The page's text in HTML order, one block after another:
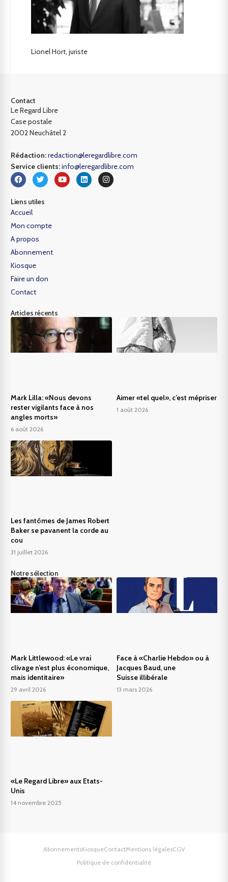
Lionel Hort, juriste
Contact
Le Regard Libre
Case postale
2002 Neuchâtel 2
Rédaction:redaction@leregardlibre.com
Service clients:info@leregardlibre.com
Liens utiles
Accueil
Mon compte
A propos
Abonnement
Kiosque
Faire un don
Contact
Articles récents
Mark Lilla: «Nous devons
rester vigilants face à nos
angles morts»
6 août 2026
Aimer «tel quel», c’est mépriser
1 août 2026
Les fantômes de James Robert
Baker se pavanent la corde au
cou
31 juillet 2026
Notre sélection
Mark Littlewood: «Le vrai
clivage n’est plus économique,
mais identitaire»
29 avril 2026
Face à «Charlie Hebdo» ou à
Jacques Baud, une
Suisse illibérale
13 mars 2026
«Le Regard Libre» aux Etats-
Unis
14 novembre 2025
AbonnementsKiosqueContactMentions légalesCGV
Politique de confidentialité